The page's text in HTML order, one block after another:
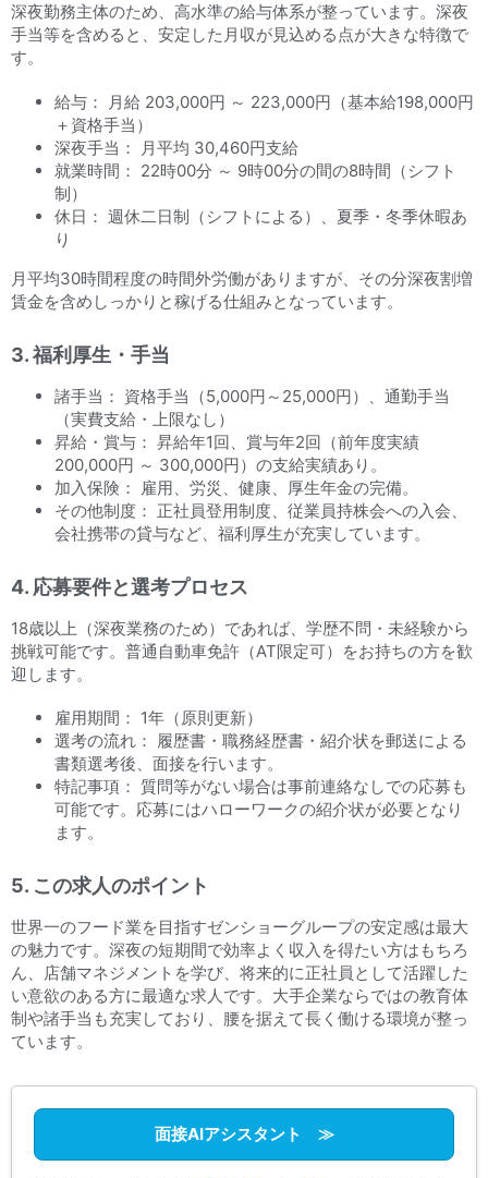
深夜勤務主体のため、高水準の給与体系が整っています。深夜
手当等を含めると、安定した月収が見込める点が大きな特徴で
す。
給与： 月給 203,000円 ～ 223,000円（基本給198,000円
＋資格手当）
深夜手当： 月平均 30,460円支給
就業時間： 22時00分 ～ 9時00分の間の8時間（シフト
制）
休日： 週休二日制（シフトによる）、夏季・冬季休暇あ
り
月平均30時間程度の時間外労働がありますが、その分深夜割増
賃金を含めしっかりと稼げる仕組みとなっています。
3. 福利厚生・手当
諸手当： 資格手当（5,000円～25,000円）、通勤手当
（実費支給・上限なし）
昇給・賞与： 昇給年1回、賞与年2回（前年度実績
200,000円 ～ 300,000円）の支給実績あり。
加入保険： 雇用、労災、健康、厚生年金の完備。
その他制度： 正社員登用制度、従業員持株会への入会、
会社携帯の貸与など、福利厚生が充実しています。
4. 応募要件と選考プロセス
18歳以上（深夜業務のため）であれば、学歴不問・未経験から
挑戦可能です。普通自動車免許（AT限定可）をお持ちの方を歓
迎します。
雇用期間： 1年（原則更新）
選考の流れ： 履歴書・職務経歴書・紹介状を郵送による
書類選考後、面接を行います。
特記事項： 質問等がない場合は事前連絡なしでの応募も
可能です。応募にはハローワークの紹介状が必要となり
ます。
5. この求人のポイント
世界一のフード業を目指すゼンショーグループの安定感は最大
の魅力です。深夜の短期間で効率よく収入を得たい方はもちろ
ん、店舗マネジメントを学び、将来的に正社員として活躍した
い意欲のある方に最適な求人です。大手企業ならではの教育体
制や諸手当も充実しており、腰を据えて長く働ける環境が整っ
ています。
面接AIアシスタント ≫